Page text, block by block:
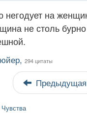
негодует на
не столь
294 цитаты
Предыдущая
Чувства